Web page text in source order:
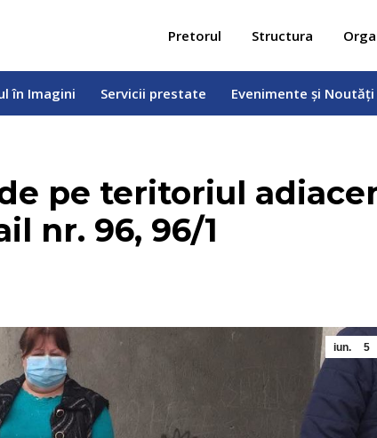
Pretorul Structura
în Imagini Servicii prestate Evenimente și Noutăți
pe teritoriul
nr. 96, 96/1
iun. 5
Servicii prestate Evenimente și Noutăți